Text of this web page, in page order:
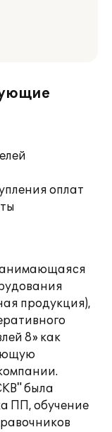
оплат
продукция),
8» как
была
ПП, обучение